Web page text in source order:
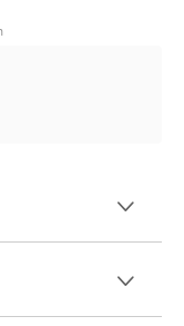
vid lite terräng